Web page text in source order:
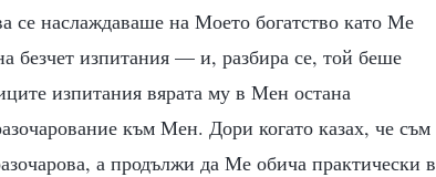
се наслаждаваше на Моето богатство като Ме
безчет изпитания — и, разбира се, той беше
изпитания вярата му в Мен остана
към Мен. Дори когато казах, че съм
а продължи да Ме обича практически в